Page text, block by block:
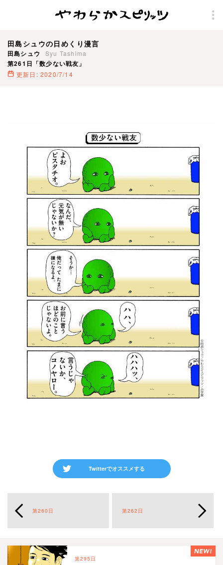
田島シュウの日めくり漫言
田島シュウ Syu Tashima
第261日「数少ない戦友」
更新日: 2020/7/14
Twitterでオススメする
第260日 第262日
第295日